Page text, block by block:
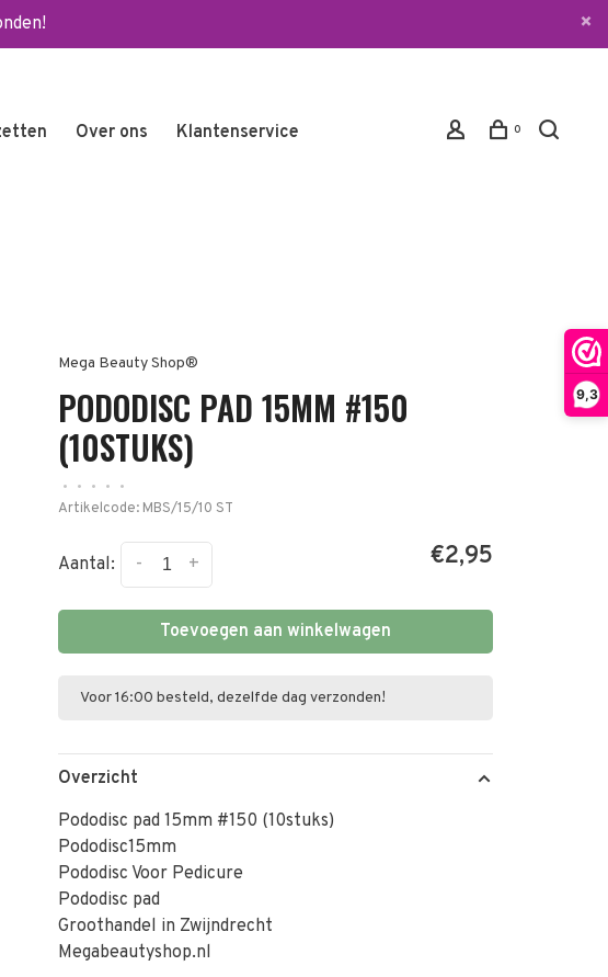
9,3
Over ons Klantenservice 0
Mega Beauty Shop®
PODODISC PAD 15MM #150
(10STUKS)
• • • •
•
Artikelcode: MBS/15/10 ST
Aantal: +
- €2,95
Toevoegen aan winkelwagen
Voor 16:00 besteld, dezelfde dag verzonden!
Overzicht
Pododisc pad 15mm #150 (10stuks)
Pododisc15mm
Pododisc Voor Pedicure
Pododisc pad
Groothandel in Zwijndrecht
Megabeautyshop.nl